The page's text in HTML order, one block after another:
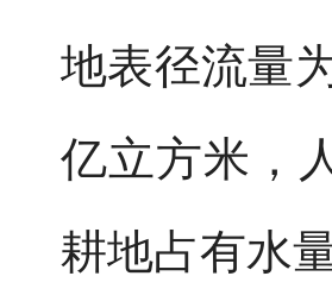
地表径流量
亿立方米，
耕地占有水